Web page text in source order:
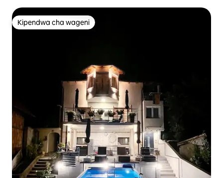
Kipendwa cha wageni
Kipendwa cha wageni